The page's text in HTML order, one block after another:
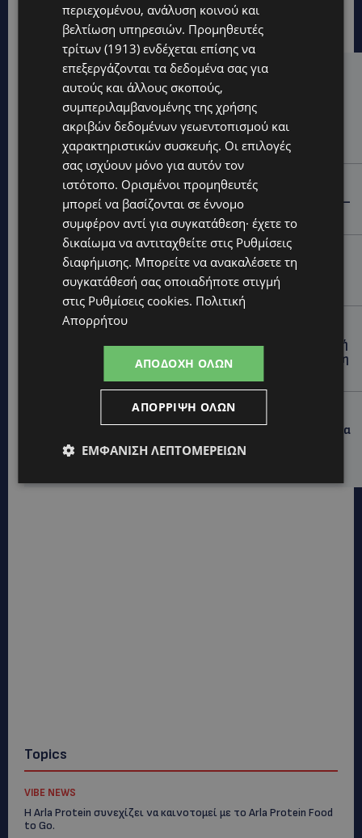
Hot this week
VIBE NEWS
Η Arla Protein συνεχίζει να καινοτομεί με το Arla
Protein Food to Go.
UPDATES
ΜΑΚΑΡΙΟΣ ΔΡΟΥΣΙΩΤΗΣ: «Δεν ξεκινήσαμε μόνοι μας» –
Η Αστυνομία ξεκαθαρίζει πώς άρχισε η έρευνα
UPDATES
ΜΟΝΗ ΑΓΙΟΥ ΝΕΟΦΥΤΟΥ: «Για αποκατάσταση της
αλήθειας» – Όλα ξεκίνησαν για ένα δωμάτιο
UPDATES
ΘΑ ΣΑΛΠΑΡΟΥΜΕ: Δεν σταματά η θαλάσσια επιβατική
σύνδεση Κύπρου – Ελλάδας το 2027-Πότε θα κριθεί η
ΛΕΩΦΟΡΟΣ ΤΣΕΡΙΟΥ: Άνοιξε ο δρόμος, αλλά άρχισαν τα
παράπονα των πολιτών – «Έγινε σωστά ο
σχεδιασμός;»
Topics
VIBE NEWS
Η Arla Protein συνεχίζει να καινοτομεί με το Arla Protein Food
to Go.
περιεχομένου, ανάλυση κοινού και
βελτίωση υπηρεσιών. Προμηθευτές
τρίτων (1913) ενδέχεται επίσης να
επεξεργάζονται τα δεδομένα σας για
αυτούς και άλλους σκοπούς,
συμπεριλαμβανομένης της χρήσης
ακριβών δεδομένων γεωεντοπισμού και
χαρακτηριστικών συσκευής. Οι επιλογές
σας ισχύουν μόνο για αυτόν τον
ιστότοπο. Ορισμένοι προμηθευτές
μπορεί να βασίζονται σε έννομο
συμφέρον αντί για συγκατάθεση· έχετε το
δικαίωμα να αντιταχθείτε στις Ρυθμίσεις
διαφήμισης. Μπορείτε να ανακαλέσετε τη
συγκατάθεσή σας οποιαδήποτε στιγμή
στις Ρυθμίσεις cookies. Πολιτική
Απορρήτου
ΑΠΟΔΟΧΉ ΌΛΩΝ
ΑΠΌΡΡΙΨΗ ΌΛΩΝ
ΕΜΦΆΝΙΣΗ ΛΕΠΤΟΜΕΡΕΙΏΝ